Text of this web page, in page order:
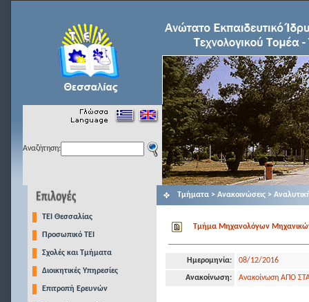
Αναζήτηση:
TEI Θεσσαλίας
Προσωπικό ΤΕΙ
Σχολές και Τμήματα
Διοικητικές Υπηρεσίες
Επιτροπή Ερευνών
Τμήματα > Ανακοινώσεις >
Τμήμα Μηχανολόγων Μηχανικών
Ημερομηνία: 08/12/2016
Ανακοίνωση: Ανακοίνωση ΑΠΟ